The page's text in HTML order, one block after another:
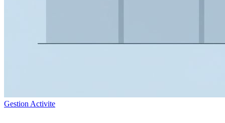
Gestion Activite